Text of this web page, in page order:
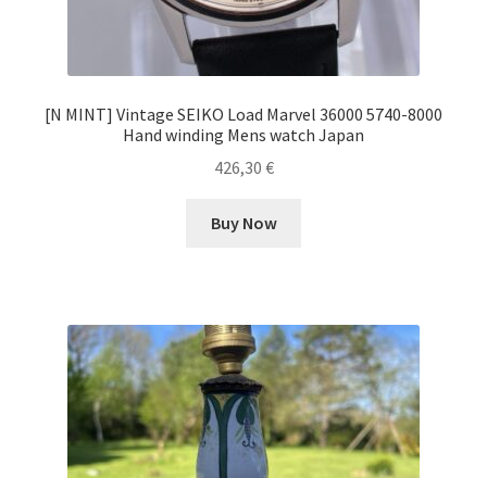
[N MINT] Vintage SEIKO Load Marvel 36000 5740-8000
Hand winding Mens watch Japan
426,30 €
Buy Now